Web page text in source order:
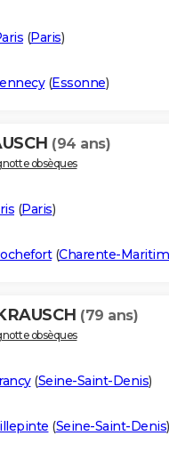
(Paris)
(Essonne)
(94 ans)
obsèques
(Paris)
(Charente-
(79 ans)
obsèques
(Seine-Saint-Denis)
(Seine-Saint-Denis)